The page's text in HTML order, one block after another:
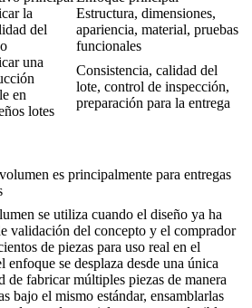
la
del
Estructura, dimensiones,
apariencia, material, pruebas
funcionales
una
en
lotes
Consistencia, calidad del
lote, control de inspección,
preparación para la entrega
es principalmente para entregas
se utiliza cuando el diseño ya ha
validación del concepto y el comprador
de piezas para uso real en el
enfoque se desplaza desde una única
de fabricar múltiples piezas de manera
bajo el mismo estándar, ensamblarlas